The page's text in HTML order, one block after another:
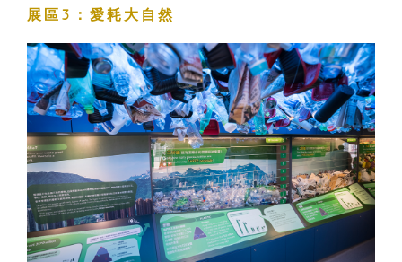
展區3：愛耗大自然